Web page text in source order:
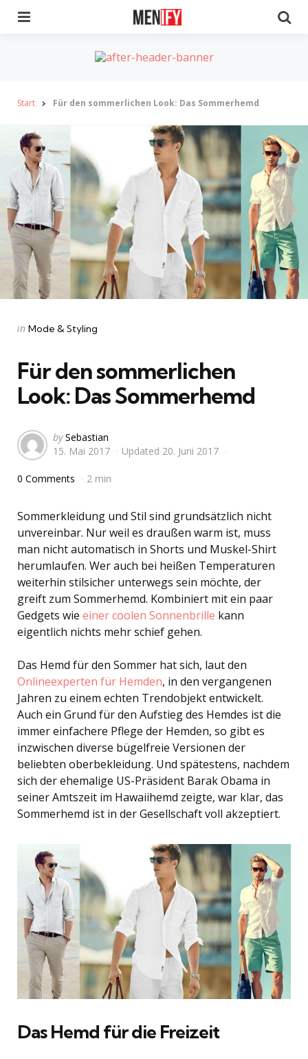
Start Für den sommerlichen Look: Das Sommerhemd
Categories
Posted
in Mode & Styling
Für den sommerlichen
Look: Das Sommerhemd
Posted
by
by Sebastian
15. Mai 2017
Updated 20. Juni 2017
0 Comments 2 min
Sommerkleidung und Stil sind grundsätzlich nicht
unvereinbar. Nur weil es draußen warm ist, muss
man nicht automatisch in Shorts und Muskel-Shirt
herumlaufen. Wer auch bei heißen Temperaturen
weiterhin stilsicher unterwegs sein möchte, der
greift zum Sommerhemd. Kombiniert mit ein paar
Gedgets wie einer coolen Sonnenbrille kann
eigentlich nichts mehr schief gehen.
Das Hemd für den Sommer hat sich, laut den
Onlineexperten für Hemden, in den vergangenen
Jahren zu einem echten Trendobjekt entwickelt.
Auch ein Grund für den Aufstieg des Hemdes ist die
immer einfachere Pflege der Hemden, so gibt es
inzwischen diverse bügelfreie Versionen der
beliebten oberbekleidung. Und spätestens, nachdem
sich der ehemalige US-Präsident Barak Obama in
seiner Amtszeit im Hawaiihemd zeigte, war klar, das
Sommerhemd ist in der Gesellschaft voll akzeptiert.
Das Hemd für die Freizeit